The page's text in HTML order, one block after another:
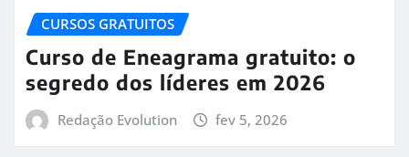
CURSOS GRATUITOS
Curso de Eneagrama gratuito: o
segredo dos líderes em 2026
Redação Evolution fev 5, 2026